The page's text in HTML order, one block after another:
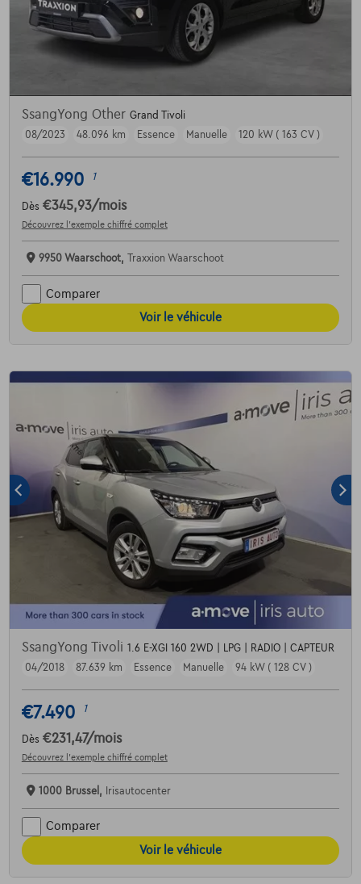
SsangYong Other Grand Tivoli
08/2023
48.096 km Essence Manuelle 120 kW ( 163 CV )
€16.990 1
Dès €345,93/mois
Découvrez l’exemple chiffré complet
9950 Waarschoot, Traxxion Waarschoot
Comparer
Voir le véhicule
SsangYong Tivoli 1.6 E-XGI 160 2WD | LPG | RADIO | CAPTEUR
04/2018
87.639 km Essence Manuelle 94 kW ( 128 CV )
€7.490 1
Dès €231,47/mois
Découvrez l’exemple chiffré complet
1000 Brussel, Irisautocenter
Comparer
Voir le véhicule